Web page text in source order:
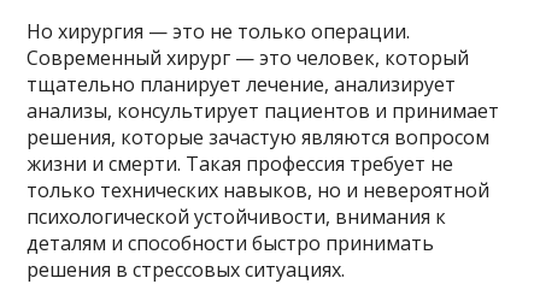
Но хирургия — это не только операции.
Современный хирург — это человек, который
тщательно планирует лечение, анализирует
анализы, консультирует пациентов и принимает
решения, которые зачастую являются вопросом
жизни и смерти. Такая профессия требует не
только технических навыков, но и невероятной
психологической устойчивости, внимания к
деталям и способности быстро принимать
решения в стрессовых ситуациях.